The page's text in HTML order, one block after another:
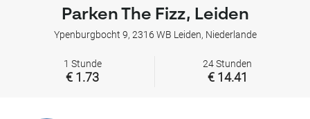
Parken The Fizz, Leiden
Ypenburgbocht 9, 2316 WB Leiden, Niederlande
1 Stunde
€ 1.73
24 Stunden
€ 14.41